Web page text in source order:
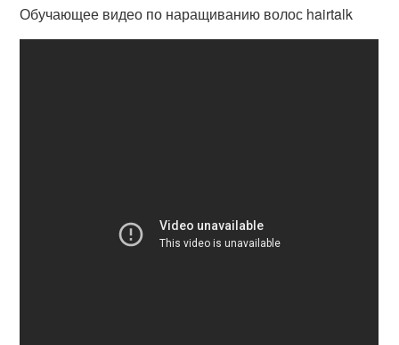
Обучающее видео по наращиванию волос hairtalk